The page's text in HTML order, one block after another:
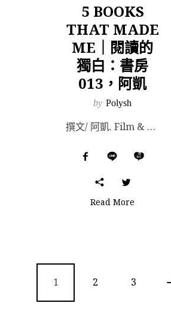
5 BOOKS
THAT MADE
ME｜閱讀的
獨白：書房
013，阿凱
by Polysh
撰文/ 阿凱. Film & Photography/ Manchi. 場地協力/ 海邊的卡...
Read More
1 2 3